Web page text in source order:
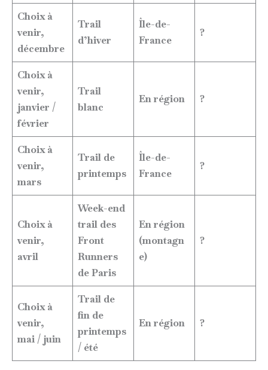
Choix à
venir,
décembre
Trail
d’hiver
Île-de-
France
?
Choix à
venir,
janvier /
février
Trail
blanc
En région ?
Choix à
venir,
mars
Trail de
printemps
Île-de-
France
?
Choix à
venir,
avril
Week-end
trail des
Front
Runners
de Paris
En région
(montagn
e)
?
Choix à
venir,
mai / juin
Trail de
fin de
printemps
/ été
En région ?